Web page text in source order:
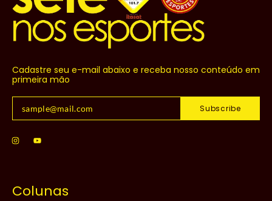
Cadastre seu e-mail abaixo e receba nosso conteúdo em
primeira mão
Subscribe
Colunas